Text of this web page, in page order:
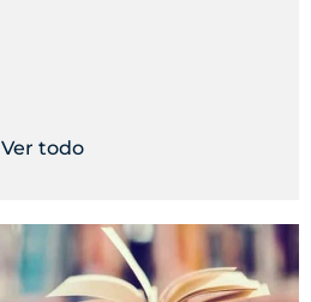
Ver todo